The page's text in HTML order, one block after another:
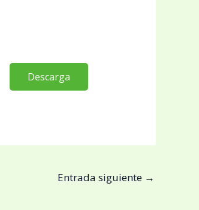
Descarga
Entrada siguiente →